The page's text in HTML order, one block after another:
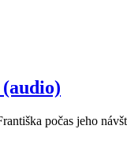
počas jeho